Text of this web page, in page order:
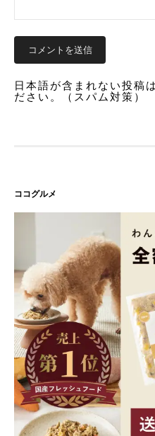
日本語が含まれない投稿
ださい。（スパム対策）
ココグルメ